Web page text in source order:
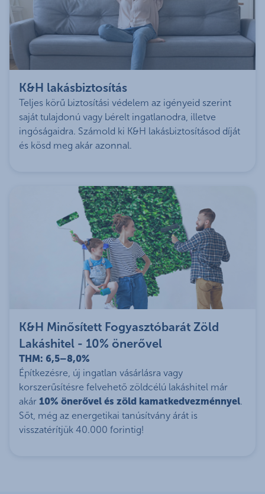
K&H lakásbiztosítás
Teljes körű biztosítási védelem az igényeid szerint
saját tulajdonú vagy bérelt ingatlanodra, illetve
ingóságaidra. Számold ki K&H lakásbiztosításod díját
és kösd meg akár azonnal.
K&H Minősített Fogyasztóbarát Zöld
Lakáshitel - 10% önerővel
THM: 6,5–8,0%
Építkezésre, új ingatlan vásárlásra vagy
korszerűsítésre felvehető zöldcélú lakáshitel már
akár 10% önerővel és zöld kamatkedvezménnyel.
Sőt, még az energetikai tanúsítvány árát is
visszatérítjük 40.000 forintig!